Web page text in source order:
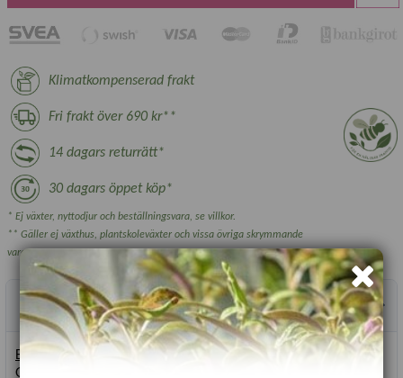
Klimatkompenserad frakt
Fri frakt över 690 kr**
14 dagars returrätt*
30 dagars öppet köp*
* Ej växter, nyttodjur och beställningsvara, se villkor.
** Gäller ej växthus, plantskoleväxter och vissa övriga skrymmande
varor.
Produktbeskrivning
Egenskaper hos palettblad i gruppen Fairway:
Ger extra lågväxta, förgrenade plantor. Fairway blommar